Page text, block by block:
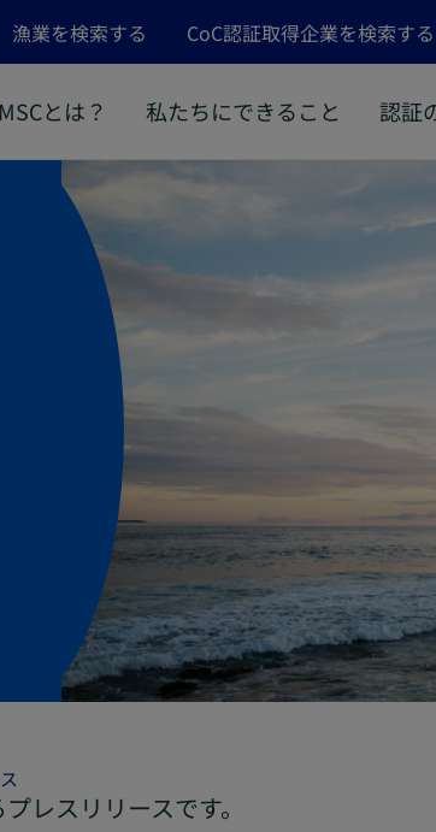
漁業を検索する CoC認証取得企業を検索する
MSCとは？ 私たちにできること 認証
レスリリースです。